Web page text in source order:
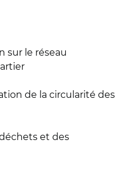
sur le réseau
de la circularité des
et des